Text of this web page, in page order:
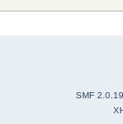
SMF 2.0.19